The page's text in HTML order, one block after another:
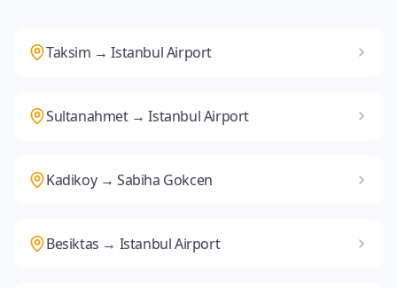
Taksim → Istanbul Airport
Sultanahmet → Istanbul Airport
Kadikoy → Sabiha Gokcen
Besiktas → Istanbul Airport